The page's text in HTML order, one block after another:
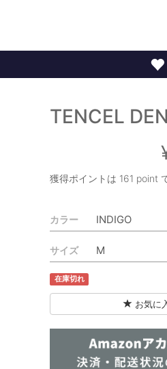
TENCEL
獲得ポイントは 161 point
カラー
サイズ
在庫切れ
お気に